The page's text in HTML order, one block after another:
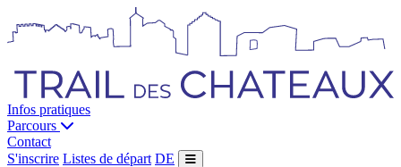
Infos pratiques
Parcours
Contact
S'inscrire Listes de départ DE